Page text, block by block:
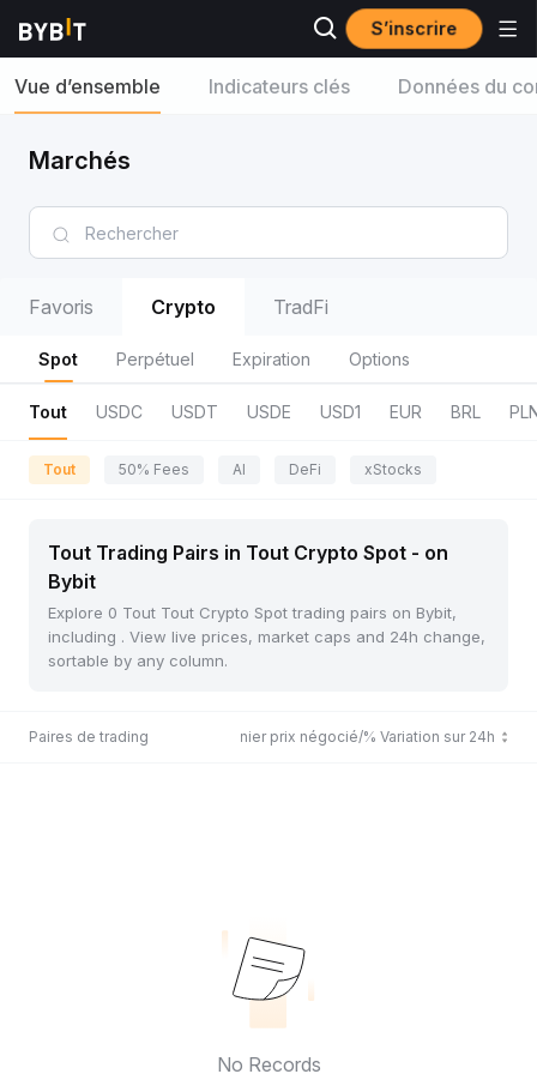
S’inscrire
Vue d’ensemble Indicateurs clés Données du
Marchés
Favoris Crypto TradFi
Spot Perpétuel Expiration Options
Tout USDC USDT USDE USD1 EUR BRL
Tout 50% Fees AI DeFi xStocks
Tout Trading Pairs in Tout Crypto Spot - on
Bybit
Explore 0 Tout Tout Crypto Spot trading pairs on Bybit,
including . View live prices, market caps and 24h change,
sortable by any column.
Paires de trading Dernier prix négocié/% Variation sur 24h
No Records